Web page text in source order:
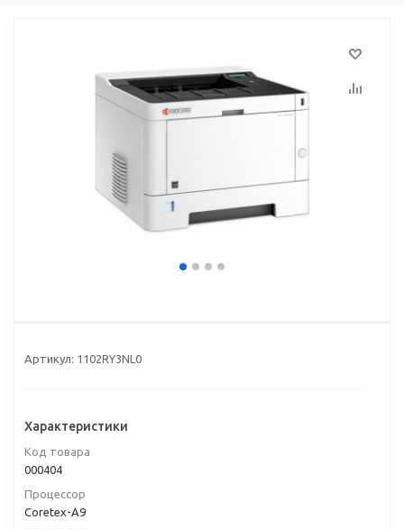
Артикул: 1102RY3NL0
Характеристики
Код товара
000404
Процессор
Coretex-A9